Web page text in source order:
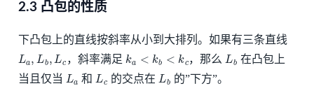
2.3 凸包的性质
下凸包上的直线按斜率从小到大排列。如果有三条直线
L Lb Lc ，斜率满足 k b ，那么 L
在凸包上
当且仅当 L 和 L 的交点在 L 的”下方”。